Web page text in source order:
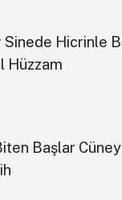
Sinede Hicrinle
Hüzzam
Başlar